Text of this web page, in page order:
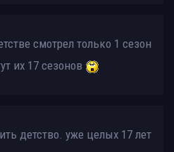
смотрел только 1 сезон
их 17 сезонов
детство. уже целых 17 лет